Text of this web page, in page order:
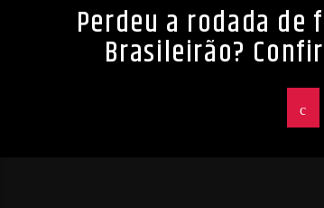
Perdeu a rodada de
Brasileirão?